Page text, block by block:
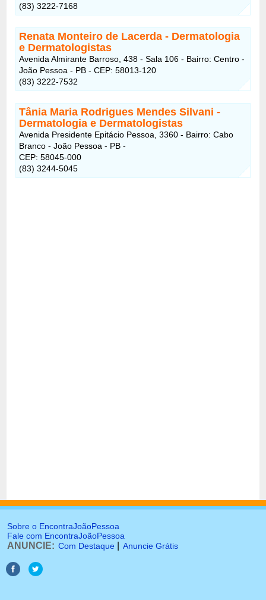
(83) 3222-7168
Renata Monteiro de Lacerda- Dermatologia
e Dermatologistas
Avenida Almirante Barroso, 438 - Sala 106 - Bairro: Centro -
João Pessoa - PB - CEP: 58013-120
(83) 3222-7532
Tânia Maria Rodrigues Mendes Silvani-
Dermatologia e Dermatologistas
Avenida Presidente Epitácio Pessoa, 3360 - Bairro: Cabo
Branco - João Pessoa - PB -
CEP: 58045-000
(83) 3244-5045
Sobre o EncontraJoãoPessoa
Fale com EncontraJoãoPessoa
ANUNCIE: Com Destaque Anuncie Grátis